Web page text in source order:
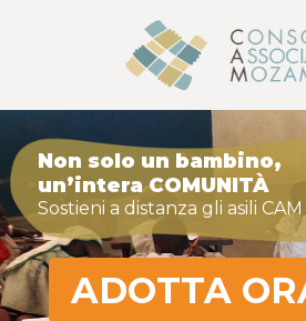
Non solo un bambino,
un’intera COMUNITÀ
Sostieni a distanza gli asili CAM
ADOTTA